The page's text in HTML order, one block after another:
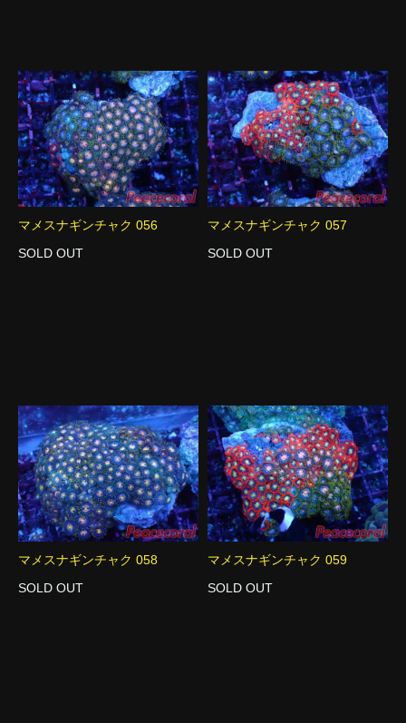
マメスナギンチャク 056
SOLD OUT
マメスナギンチャク 057
SOLD OUT
マメスナギンチャク 058
SOLD OUT
マメスナギンチャク 059
SOLD OUT